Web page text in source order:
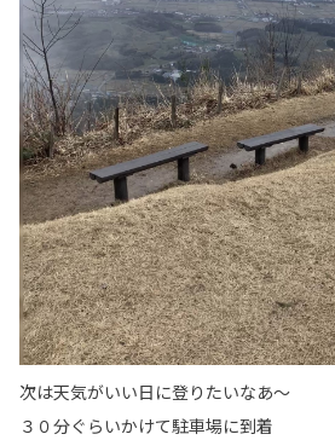
次は天気がいい日に登りたいなあ～
３０分ぐらいかけて駐車場に到着